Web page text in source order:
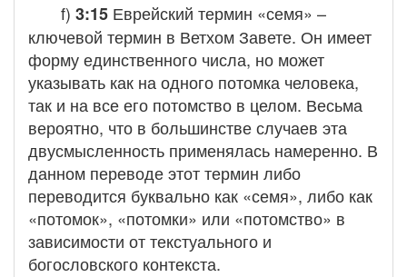
f) 3:15 Еврейский термин «семя» –
ключевой термин в Ветхом Завете. Он имеет
форму единственного числа, но может
указывать как на одного потомка человека,
так и на все его потомство в целом. Весьма
вероятно, что в большинстве случаев эта
двусмысленность применялась намеренно. В
данном переводе этот термин либо
переводится буквально как «семя», либо как
«потомок», «потомки» или «потомство» в
зависимости от текстуального и
богословского контекста.